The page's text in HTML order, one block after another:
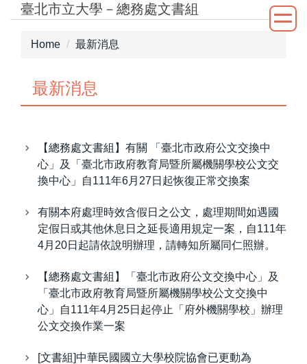
Jump
臺北市立大學－總務處文書組
Home 最新消息
最新消息
【總務處文書組】有關 「臺北市政府公文交換中
心」及「臺北市政府教育局暨所屬機關學校公文交
換中心」自111年6月27日起恢復正常交換案
有關本府處理時效含假日之公文，處理期間如遇國
定假日或其他休息日之延長適用規定一案，自111年
4月20日起請依說明辦理，請轉知所屬同仁照辦。
【總務處文書組】「臺北市政府公文交換中心」及
「臺北市政府教育局暨所屬機關學校公文交換中
心」自111年4月25日起停止「府外機關學校」辦理
公文交換作業一案
[文書組]中華民國國立大學校院協會已更動為